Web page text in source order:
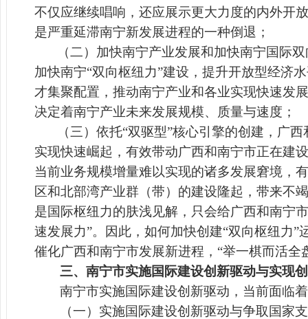
不仅应继续唱响，还应展示更大力度的内外开
是严重延滞南宁新发展进程的一种倒退；
（二）加快南宁产业发展和加快南宁国际
加快南宁“双向枢纽力”建设，提升开放型经济
才集聚配置，推动南宁产业和各业实现快速发
决定着南宁产业未来发展规模、质量与速度；
（三）依托“双驱型”核心引擎的创建，广
实现快速崛起，有效带动广西和南宁市正在建
当前业务规模增量难以实现的诸多发展窘境，
区和北部湾产业群（带）的建设隆起，带来不
是国际枢纽力的肤浅见解，只会给广西和南宁
速发展力”。因此，如何加快创建“双向枢纽力
催化广西和南宁市发展新进程，“举一棋而活全
三、南宁市实施国际建设创新驱动与实现
南宁市实施国际建设创新驱动，当前面临
（一）实施国际建设创新驱动与争取国家